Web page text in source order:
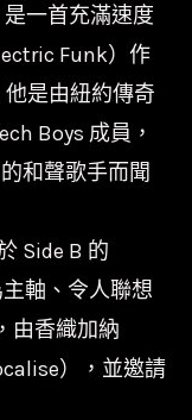
一首充滿速度
Funk）作
他是由紐約傳奇
Boys 成員，
和聲歌手而聞
Side B 的
軸、令人聯想
由香織加納
），並邀請